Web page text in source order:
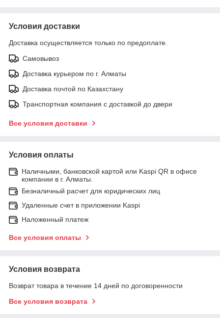
Условия доставки
Доставка осуществляется только по предоплате.
Самовывоз
Доставка курьером по г. Алматы
Доставка почтой по Казахстану
Транспортная компания с доставкой до двери
Все условия доставки
Условия оплаты
Наличными, банковской картой или Kaspi QR в офисе
компании в г. Алматы.
Безналичный расчет для юридических лиц
Удаленные счет в приложении Kaspi
Наложенный платеж
Все условия оплаты
Условия возврата
Возврат товара в течение 14 дней по договоренности
Все условия возврата